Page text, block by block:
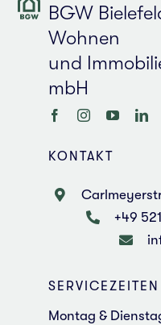
BGW
Wohnen
und
mbH
KON­TAKT
+49
SER­VICE­ZEI­TEN
Montag &